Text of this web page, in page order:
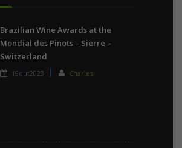
Brazilian Wine Awards at the
Mondial des Pinots – Sierre –
Switzerland
19out2023 Charles